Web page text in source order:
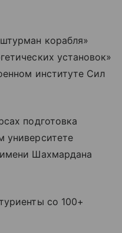
корабля»
установок»
институте Сил
подготовка
университете
Шахмардана
со 100+